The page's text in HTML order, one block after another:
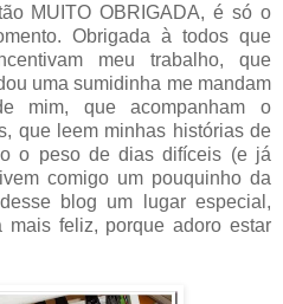
MUITO OBRIGADA, é só o
Obrigada à todos que
meu trabalho, que
uma sumidinha me mandam
mim, que acompanham o
que leem minhas histórias de
o peso de dias difíceis (e já
comigo um pouquinho da
blog um lugar especial,
feliz, porque adoro estar